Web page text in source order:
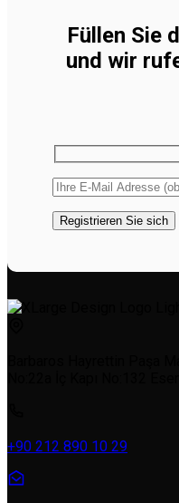
Füllen Sie
und wir
+90 212 890 10 29